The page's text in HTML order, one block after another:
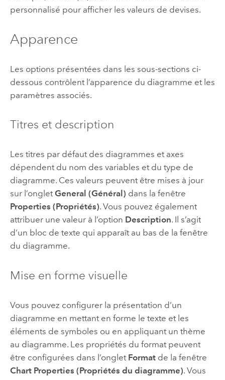
personnalisé pour afficher les valeurs de devises.
Apparence
Les options présentées dans les sous-sections ci-
dessous contrôlent l’apparence du diagramme et les
paramètres associés.
Titres et description
Les titres par défaut des diagrammes et axes
dépendent du nom des variables et du type de
diagramme. Ces valeurs peuvent être mises à jour
sur l’onglet General (Général) dans la fenêtre
Properties (Propriétés). Vous pouvez également
attribuer une valeur à l’option Description. Il s’agit
d’un bloc de texte qui apparaît au bas de la fenêtre
du diagramme.
Mise en forme visuelle
Vous pouvez configurer la présentation d’un
diagramme en mettant en forme le texte et les
éléments de symboles ou en appliquant un thème
au diagramme. Les propriétés du format peuvent
être configurées dans l’onglet Formatde la fenêtre
Chart Properties (Propriétés du diagramme). Vous